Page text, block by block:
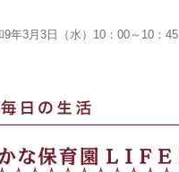
年3月3日（水）10：00～10：45
毎日の生活